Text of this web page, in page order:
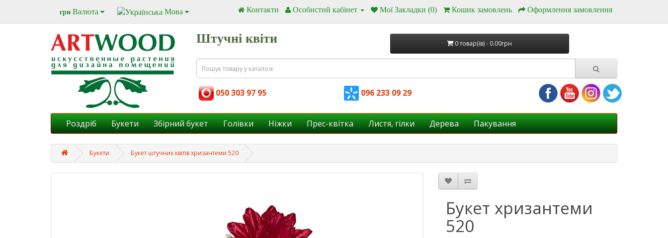
грн Валюта Мова Контакти Особистий кабінет Мої Закладки (0) Кошик замовлень Оформлення замовлення
Штучні квіти 0 товар(ів) - 0.00грн
050 303 97 95 096 233 09 29
Роздріб Букети Збірний букет Голівки Ніжки Прес-квітка Листя, гілки Дерева Пакування
Букети Букет штучних квітів хризантеми 520
Букет хризантеми
520